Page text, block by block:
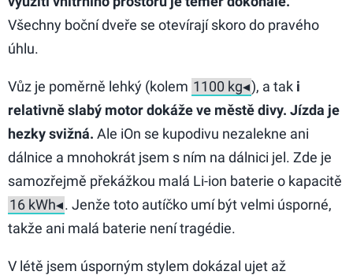
Všechny boční dveře se otevírají skoro do pravého
úhlu.
Vůz je poměrně lehký (kolem ), a tak i
relativně slabý motor dokáže ve městě divy. Jízda je
hezky svižná. Ale iOn se kupodivu nezalekne ani
dálnice a mnohokrát jsem s ním na dálnici jel. Zde je
samozřejmě překážkou malá Li-ion baterie o kapacitě
. Jenže toto autíčko umí být velmi úsporné,
takže ani malá baterie není tragédie.
V létě jsem úsporným stylem dokázal ujet až